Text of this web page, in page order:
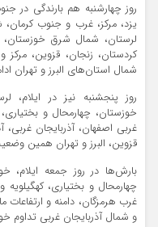
روز چهارشنبه هم بارندگی در
یزد، مرکز، غرب و جنوب کرمان،
لرستان، شمال شرق خوزستان،
کردستان، زنجان، قزوین، مرکز
شمال استان‌های البرز و تهران
روز پنجشنبه نیز در ایلام،
خوزستان، چهارمحال و
غربی اصفهان، آذربایجان غربی،
قزوین، البرز و تهران همین
بارش‌ها در روز جمعه ایلام،
چهارمحال و بختیاری، کهگیلویه
غرب هرمزگان، دامنه و ارتفاعات
و شمال آذربایجان غربی تداوم